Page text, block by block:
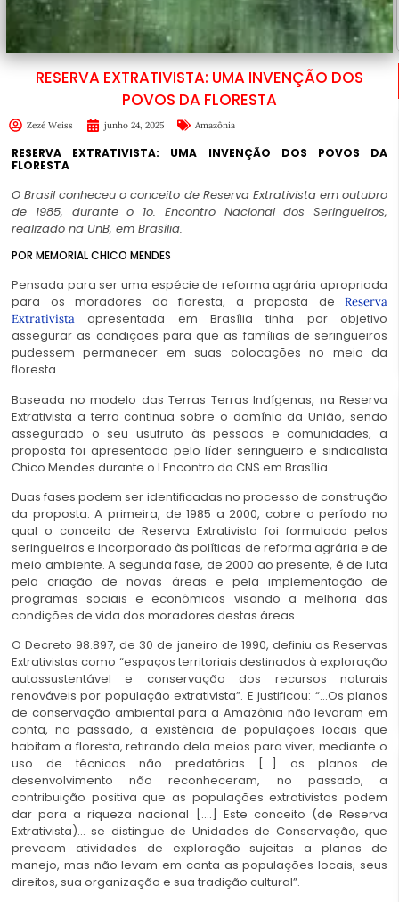
RESERVA EXTRATIVISTA: UMA INVENÇÃO DOS
POVOS DA FLORESTA
Zezé Weiss junho 24, 2025 Amazônia
RESERVA EXTRATIVISTA: UMA INVENÇÃO DOS POVOS DA
FLORESTA
O Brasil conheceu o conceito de Reserva Extrativista em outubro
de 1985, durante o 1o. Encontro Nacional dos Seringueiros,
realizado na UnB, em Brasília.
POR MEMORIAL CHICO MENDES
Pensada para ser uma espécie de reforma agrária apropriada
para os moradores da floresta, a proposta de Reserva
Extrativista apresentada em Brasília tinha por objetivo
assegurar as condições para que as famílias de seringueiros
pudessem permanecer em suas colocações no meio da
floresta.
Baseada no modelo das Terras Terras Indígenas, na Reserva
Extrativista a terra continua sobre o domínio da União, sendo
assegurado o seu usufruto às pessoas e comunidades, a
proposta foi apresentada pelo líder seringueiro e sindicalista
Chico Mendes durante o I Encontro do CNS em Brasília.
Duas fases podem ser identificadas no processo de construção
da proposta. A primeira, de 1985 a 2000, cobre o período no
qual o conceito de Reserva Extrativista foi formulado pelos
seringueiros e incorporado às políticas de reforma agrária e de
meio ambiente. A segunda fase, de 2000 ao presente, é de luta
pela criação de novas áreas e pela implementação de
programas sociais e econômicos visando a melhoria das
condições de vida dos moradores destas áreas.
O Decreto 98.897, de 30 de janeiro de 1990, definiu as Reservas
Extrativistas como “espaços territoriais destinados à exploração
autossustentável e conservação dos recursos naturais
renováveis por população extrativista”. E justificou: “…Os planos
de conservação ambiental para a Amazônia não levaram em
conta, no passado, a existência de populações locais que
habitam a floresta, retirando dela meios para viver, mediante o
uso de técnicas não predatórias […] os planos de
desenvolvimento não reconheceram, no passado, a
contribuição positiva que as populações extrativistas podem
dar para a riqueza nacional [….] Este conceito (de Reserva
Extrativista)… se distingue de Unidades de Conservação, que
preveem atividades de exploração sujeitas a planos de
manejo, mas não levam em conta as populações locais, seus
direitos, sua organização e sua tradição cultural”.